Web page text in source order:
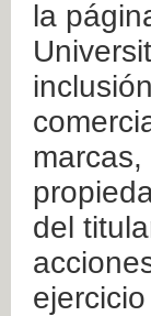
la
del